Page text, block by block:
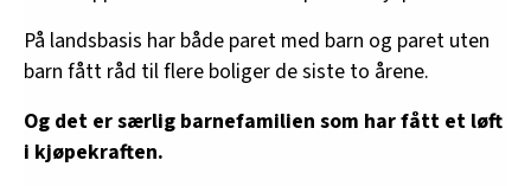
På landsbasis har både paret med barn og paret uten
barn fått råd til flere boliger de siste to årene.
Og det er særlig barnefamilien som har fått et løft
i kjøpekraften.